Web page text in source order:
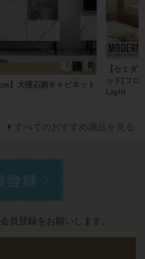
】大理石柄キャビネット
【セミダ
ッド[フ
Light
すべてのおすすめ商品を見る
員登録をお願いします。